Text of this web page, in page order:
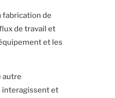
fabrication de
de travail et
et les
autre
interagissent et